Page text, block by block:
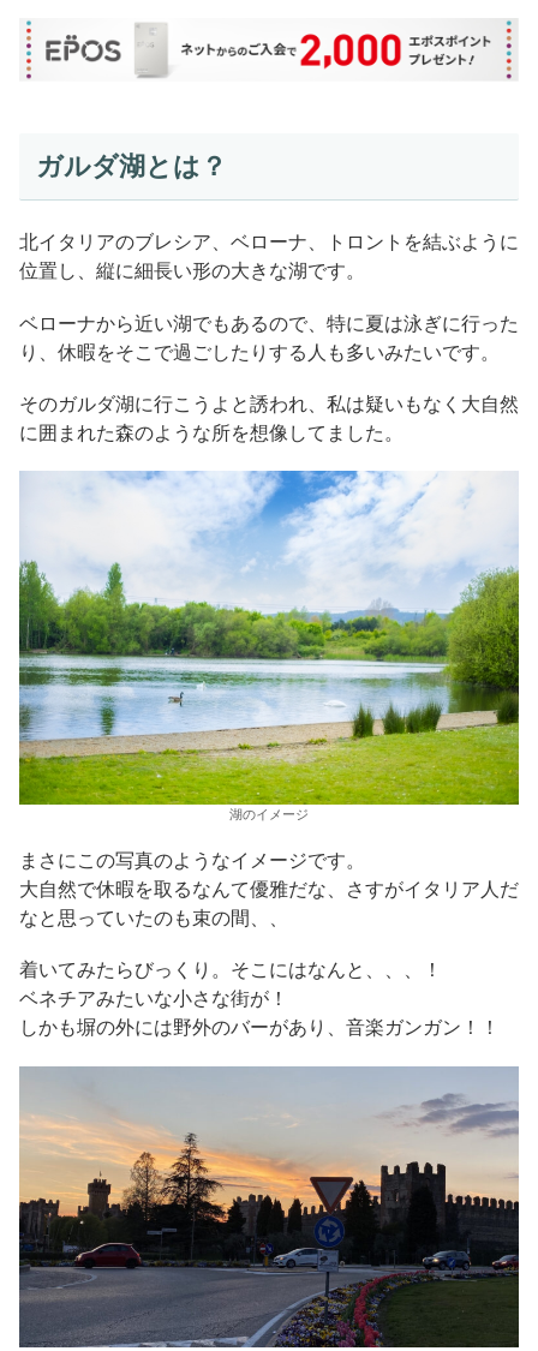
ガルダ湖とは？
北イタリアのブレシア、ベローナ、トロントを結ぶように
位置し、縦に細長い形の大きな湖です。
ベローナから近い湖でもあるので、特に夏は泳ぎに行った
り、休暇をそこで過ごしたりする人も多いみたいです。
そのガルダ湖に行こうよと誘われ、私は疑いもなく大自然
に囲まれた森のような所を想像してました。
湖のイメージ
まさにこの写真のようなイメージです。
大自然で休暇を取るなんて優雅だな、さすがイタリア人だ
なと思っていたのも束の間、、
着いてみたらびっくり。そこにはなんと、、、！
ベネチアみたいな小さな街が！
しかも塀の外には野外のバーがあり、音楽ガンガン！！